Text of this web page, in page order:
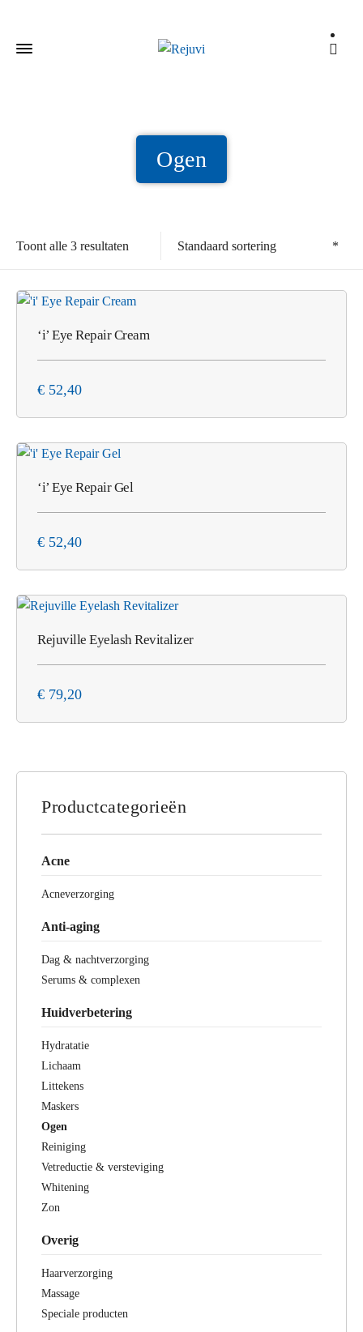
Ogen
Toont alle 3 resultaten Standaard sortering
‘i’ Eye Repair Cream
€ 52,40
‘i’ Eye Repair Gel
€ 52,40
Rejuville Eyelash Revitalizer
€ 79,20
Productcategorieën
Acne
Acneverzorging
Anti-aging
Dag & nachtverzorging
Serums & complexen
Huidverbetering
Hydratatie
Lichaam
Littekens
Maskers
Ogen
Reiniging
Vetreductie & versteviging
Whitening
Zon
Overig
Haarverzorging
Massage
Speciale producten